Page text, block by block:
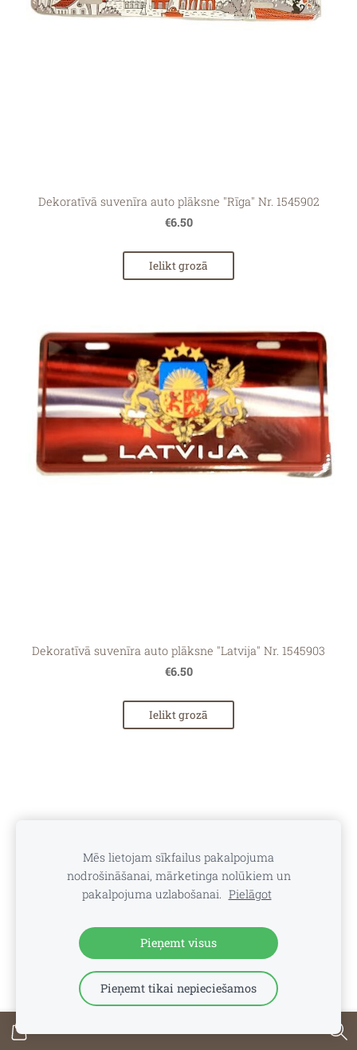
Dekoratīvā suvenīra auto plāksne "Rīga" Nr. 1545902
€6.50
Ielikt grozā
Dekoratīvā suvenīra auto plāksne "Latvija" Nr. 1545903
€6.50
Ielikt grozā
Mēs lietojam sīkfailus pakalpojuma
nodrošināšanai, mārketinga nolūkiem un
pakalpojuma uzlabošanai. Pielāgot
Pieņemt visus
Pieņemt tikai nepieciešamos